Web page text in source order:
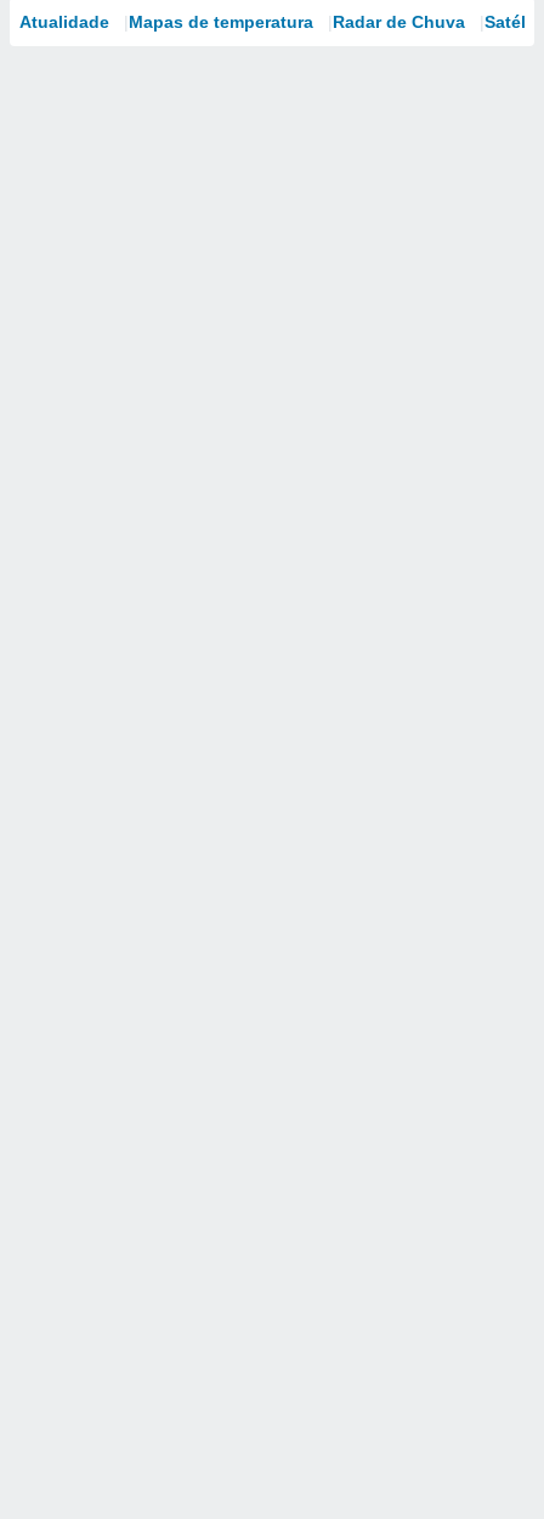
Atualidade Mapas de temperatura Radar de Chuva